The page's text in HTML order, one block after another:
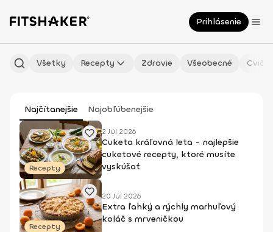
Prihlásenie
Všetky Recepty Zdravie Všeobecné
Najčítanejšie Najobľúbenejšie
Recepty
2 Júl 2026
Cuketa kráľovná leta - najlepšie
cuketové recepty, ktoré musíte
vyskúšať
Recepty
20 Júl 2026
Extra ľahký a rýchly marhuľový
koláč s mrveničkou